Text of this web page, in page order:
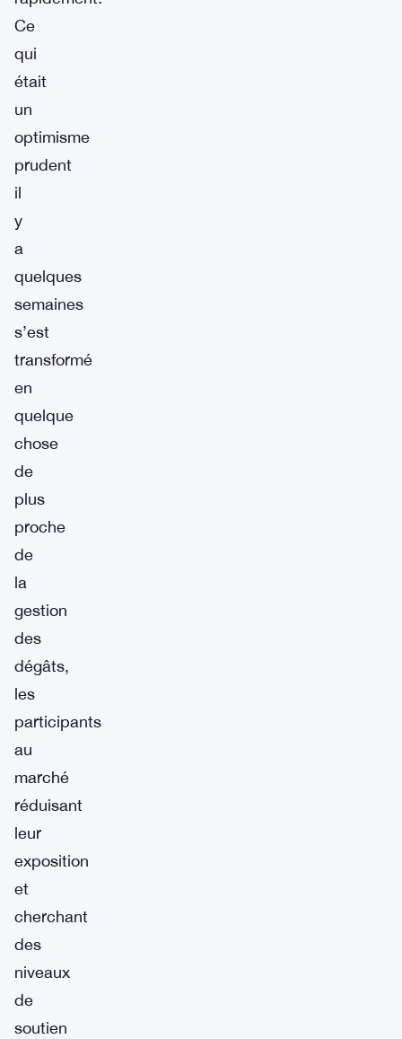
Ce
qui
était
un
optimisme
prudent
il
y
a
quelques
semaines
s’est
transformé
en
quelque
chose
de
plus
proche
de
la
gestion
des
dégâts,
les
participants
au
marché
réduisant
leur
exposition
et
cherchant
des
niveaux
de
soutien